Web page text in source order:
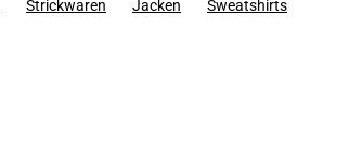
Strickwaren Jacken Sweatshirts